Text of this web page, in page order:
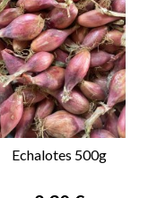
Echalotes 500g